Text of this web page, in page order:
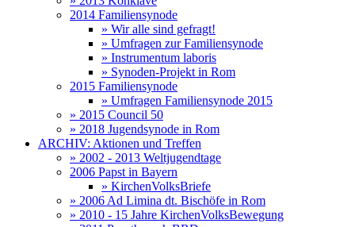
2014 Familiensynode
» Wir alle sind gefragt!
» Umfragen zur Familiensynode
» Instrumentum laboris
» Synoden-Projekt in Rom
2015 Familiensynode
» Umfragen Familiensynode 2015
» 2015 Council 50
» 2018 Jugendsynode in Rom
ARCHIV: Aktionen und Treffen
» 2002 - 2013 Weltjugendtage
2006 Papst in Bayern
» KirchenVolksBriefe
» 2006 Ad Limina dt. Bischöfe in Rom
» 2010 - 15 Jahre KirchenVolksBewegung